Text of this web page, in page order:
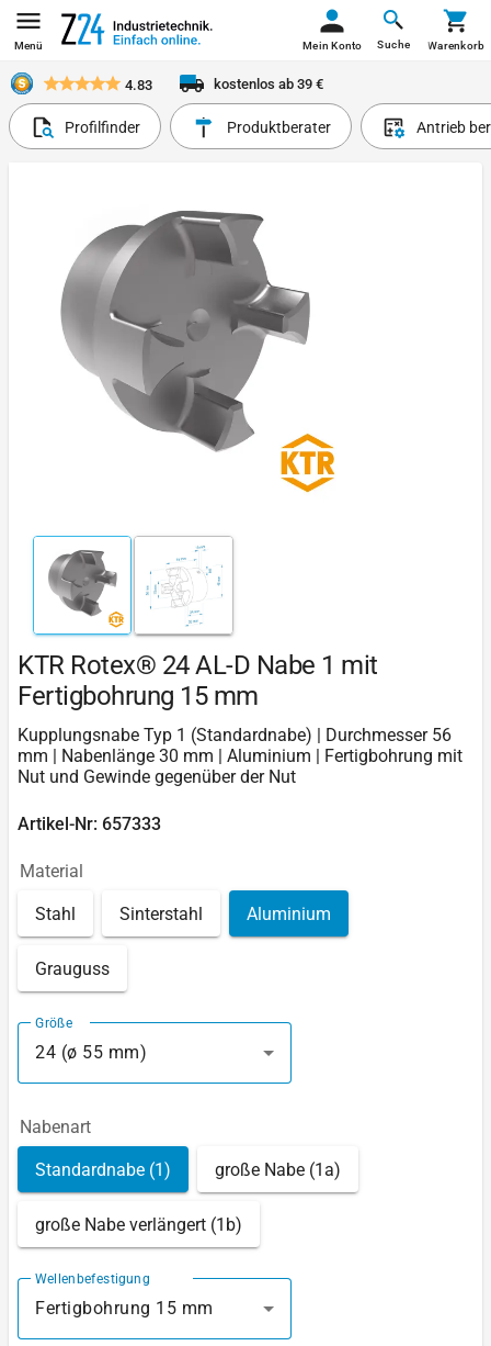
Menü Suche
Mein Konto Warenkorb
4.83 kostenlos ab 39 €
Profilfinder Produktberater Antrieb
KTR Rotex® 24 AL-D Nabe 1 mit
Fertigbohrung 15 mm
Kupplungsnabe Typ 1 (Standardnabe) | Durchmesser 56
mm | Nabenlänge 30 mm | Aluminium | Fertigbohrung mit
Nut und Gewinde gegenüber der Nut
Artikel-Nr: 657333
Material
Stahl Sinterstahl Aluminium
Grauguss
Größe
24 (ø 55 mm)
Nabenart
Standardnabe (1) große Nabe (1a)
große Nabe verlängert (1b)
Wellenbefestigung
Fertigbohrung 15 mm